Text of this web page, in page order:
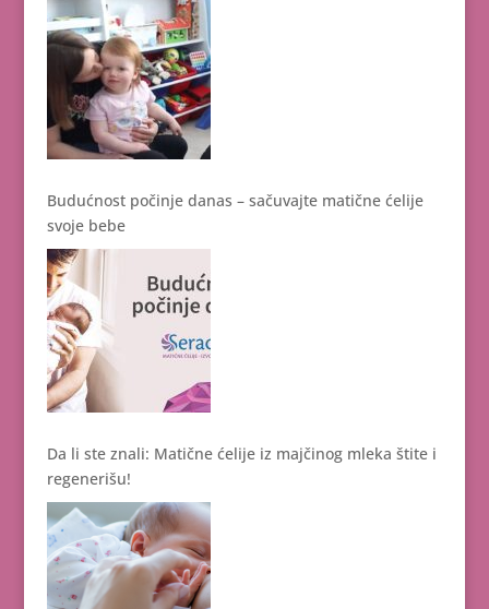
Budućnost počinje danas – sačuvajte matične ćelije
svoje bebe
Da li ste znali: Matične ćelije iz majčinog mleka štite i
regenerišu!